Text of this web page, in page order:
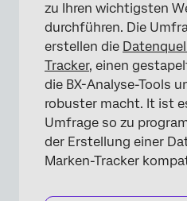
Instanz Equity, Anteil
Opportunity Gap
zu Ihren wichtigsten
durchführen. Die
erstellen die
Tracker, einen
die BX-Analyse-Tools
robuster macht. It ist
Umfrage so zu
der Erstellung einer
Marken-Tracker